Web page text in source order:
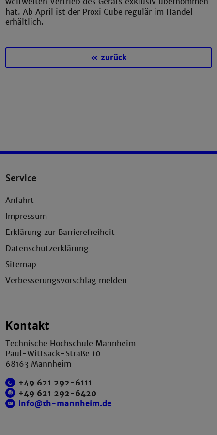
hat. Ab April ist der Proxi Cube regulär im Handel
erhältlich.
« zurück
Service
Anfahrt
Impressum
Erklärung zur Barrierefreiheit
Datenschutzerklärung
Sitemap
Verbesserungsvorschlag melden
Kontakt
Technische Hochschule Mannheim
Paul-Wittsack-Straße 10
68163 Mannheim
+49 621 292-6111
+49 621 292-6420
info@th-mannheim.de